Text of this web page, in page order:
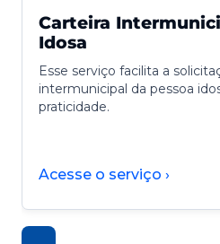
Carteira
Idosa
Esse serviço facilita a
intermunicipal da pessoa
praticidade.
Acesse o serviço ›